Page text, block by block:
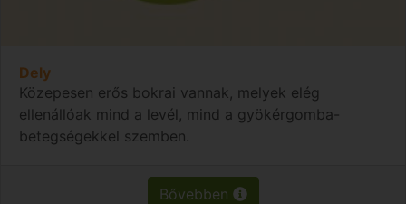
Dely
Közepesen erős bokrai vannak, melyek elég
ellenállóak mind a levél, mind a gyökérgomba-
betegségekkel szemben.
Bővebben